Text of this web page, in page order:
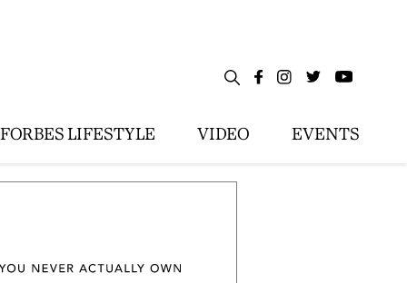
FORBES LIFESTYLE VIDEO EVENTS